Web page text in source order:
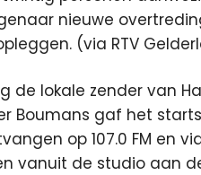
nieuwe
(via RTV
lokale zender van
gaf het
op 107.0 FM en
vanuit de studio aan